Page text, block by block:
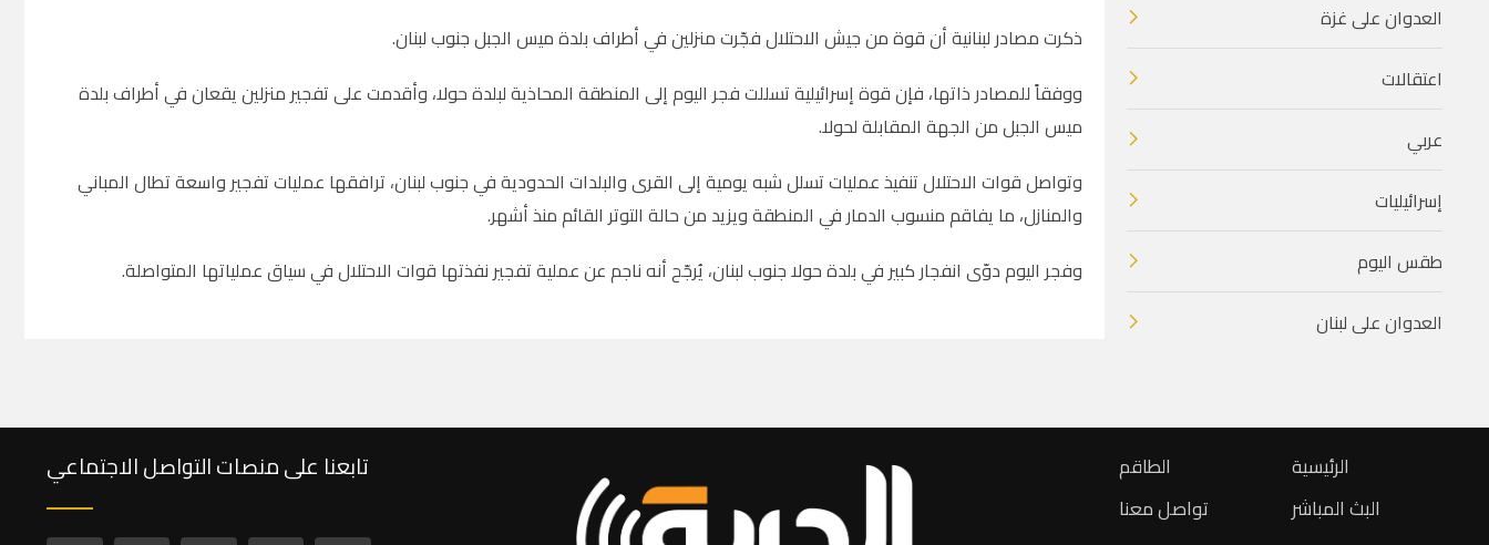
ذكرت مصادر لبنانية أن قوة من جيش الاحتلال فجّرت منزلين في أطراف بلدة ميس الجبل جنوب لبنان.
ووفقاً للمصادر ذاتها، فإن قوة إسرائيلية تسللت فجر اليوم إلى المنطقة المحاذية لبلدة حولا، وأقدمت على تفجير منزلين يقعان في أطراف بلدة
ميس الجبل من الجهة المقابلة لحولا.
وتواصل قوات الاحتلال تنفيذ عمليات تسلل شبه يومية إلى القرى والبلدات الحدودية في جنوب لبنان، ترافقها عمليات تفجير واسعة تطال المباني
والمنازل، ما يفاقم منسوب الدمار في المنطقة ويزيد من حالة التوتر القائم منذ أشهر.
وفجر اليوم دوّى انفجار كبير في بلدة حولا جنوب لبنان، يُرجّح أنه ناجم عن عملية تفجير نفذتها قوات الاحتلال في سياق عملياتها المتواصلة.
العدوان على غزة
اعتقالات
عربي
إسرائيليات
طقس اليوم
العدوان على لبنان
تابعنا على منصات التواصل الاجتماعي
الطاقم
تواصل معنا
الرئيسية
البث المباشر